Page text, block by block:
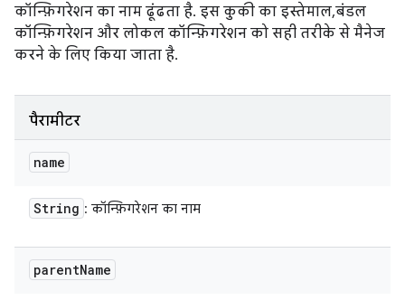
कॉन्फ़िगरेशन का नाम ढूंढता है. इस कुकी का इस्तेमाल, बंडल
कॉन्फ़िगरेशन और लोकल कॉन्फ़िगरेशन को सही तरीके से मैनेज
करने के लिए किया जाता है.
पैरामीटर
name
String : कॉन्फ़िगरेशन का नाम
parentName